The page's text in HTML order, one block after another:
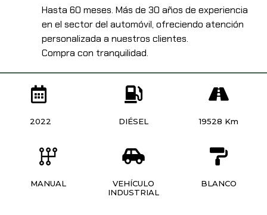
Hasta 60 meses. Más de 30 años de experiencia
en el sector del automóvil, ofreciendo atención
personalizada a nuestros clientes.
Compra con tranquilidad.
2022 DIÉSEL 19528 Km
MANUAL
VEHÍCULO
INDUSTRIAL
BLANCO